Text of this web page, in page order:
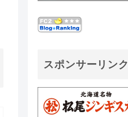
スポンサーリンク